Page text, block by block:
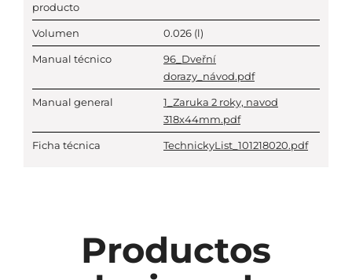
producto
Volumen 0.026 (l)
Manual técnico
96_Dveřní
dorazy_návod.pdf
Manual general
1_Zaruka 2 roky, navod
318x44mm.pdf
Ficha técnica TechnickyList_101218020.pdf
Productos